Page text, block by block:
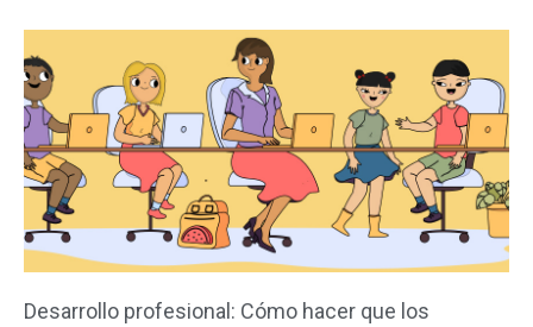
Desarrollo profesional: Cómo hacer que los